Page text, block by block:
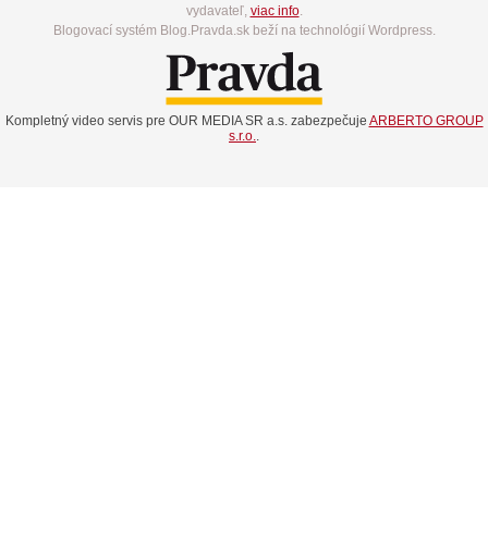
vydavateľ, viac info.
Blogovací systém Blog.Pravda.sk beží na technológií Wordpress.
Kompletný video servis pre OUR MEDIA SR a.s. zabezpečuje ARBERTO GROUP
s.r.o.